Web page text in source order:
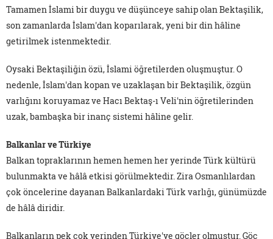
Tamamen İslami bir duygu ve düşünceye sahip olan Bektaşilik,
son zamanlarda İslam'dan koparılarak, yeni bir din hâline
getirilmek istenmektedir.
Oysaki Bektaşiliğin özü, İslami öğretilerden oluşmuştur. O
nedenle, İslam'dan kopan ve uzaklaşan bir Bektaşilik, özgün
varlığını koruyamaz ve Hacı Bektaş-ı Veli'nin öğretilerinden
uzak, bambaşka bir inanç sistemi hâline gelir.
Balkanlar ve Türkiye
Balkan topraklarının hemen hemen her yerinde Türk kültürü
bulunmakta ve hâlâ etkisi görülmektedir. Zira Osmanlılardan
çok öncelerine dayanan Balkanlardaki Türk varlığı, günümüzde
de hâlâ diridir.
Balkanların pek çok yerinden Türkiye'ye göçler olmuştur. Göç